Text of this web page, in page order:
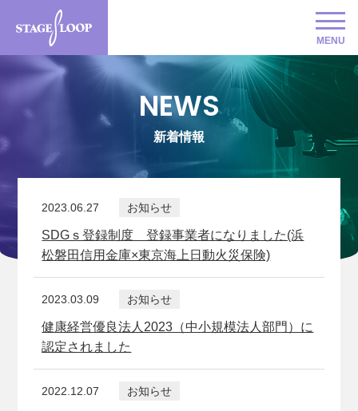
MENU
NEWS
新着情報
2023.06.27 お知らせ
SDGｓ登録制度 登録事業者になりました(浜
松磐田信用金庫×東京海上日動火災保険)
2023.03.09 お知らせ
健康経営優良法人2023（中小規模法人部門）に
認定されました
2022.12.07 お知らせ